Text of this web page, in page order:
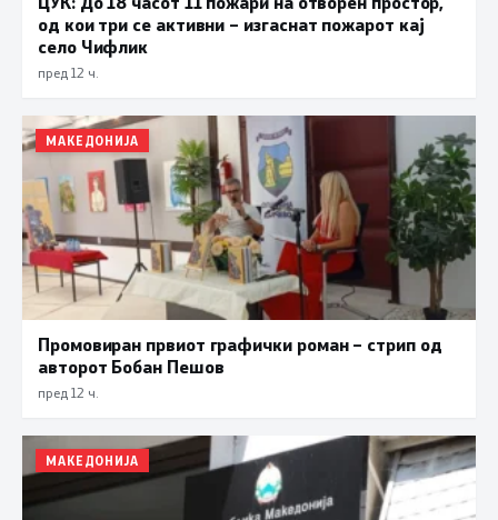
од кои три се активни – изгаснат пожарот кај
село Чифлик
пред 12 ч.
МАКЕДОНИЈА
Промовиран првиот графички роман – стрип од
авторот Бобан Пешов
пред 12 ч.
МАКЕДОНИЈА